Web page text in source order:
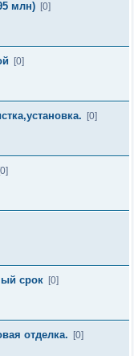
млн) [0]
[0]
[0]
[0]
срок [0]
отделка.
[0]